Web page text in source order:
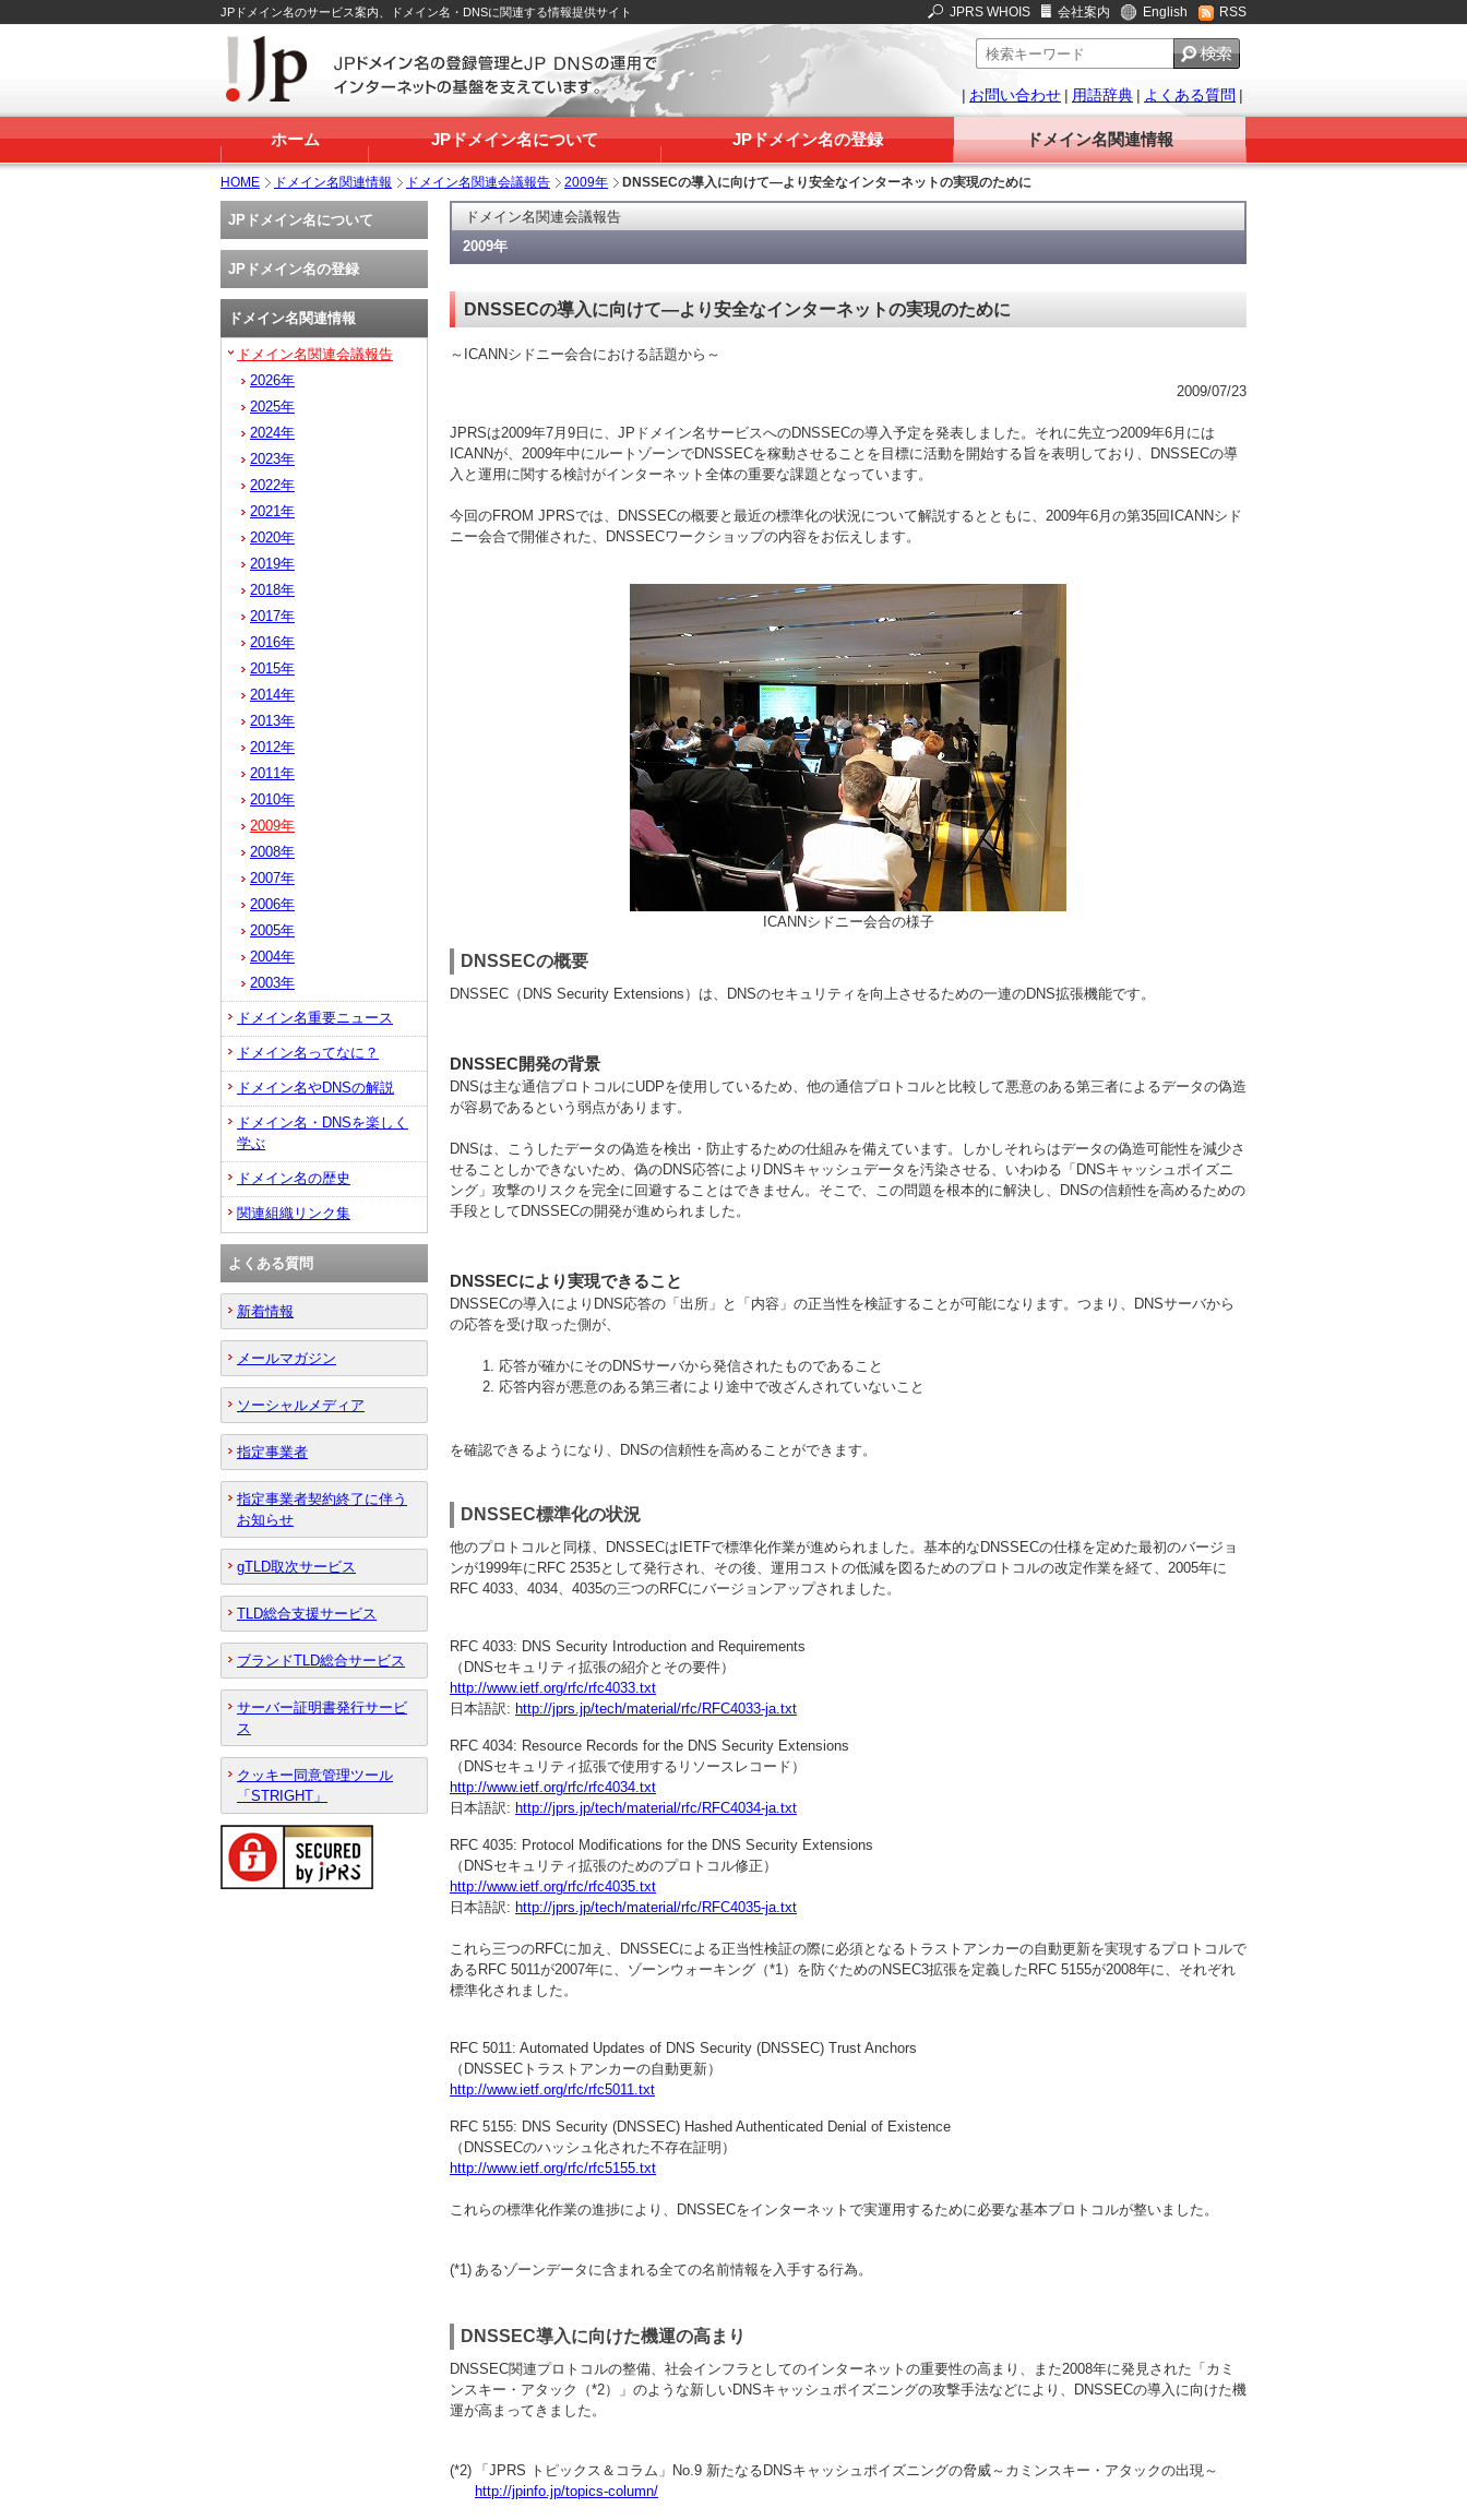
JPドメイン名のサービス案内、ドメイン名・DNSに関連する情報提供サイト JPRS WHOIS 会社案内 English RSS
| お問い合わせ | 用語辞典 | よくある質問 |
ホーム JPドメイン名について JPドメイン名の登録 ドメイン名関連情報
HOME ドメイン名関連情報 ドメイン名関連会議報告 2009年 DNSSECの導入に向けて―より安全なインターネットの実現のために
ドメイン名関連会議報告
2009年
DNSSECの導入に向けて―より安全なインターネットの実現のために
～ICANNシドニー会合における話題から～
2009/07/23
JPRSは2009年7月9日に、JPドメイン名サービスへのDNSSECの導入予定を発表しました。それに先立つ2009年6月には
ICANNが、2009年中にルートゾーンでDNSSECを稼動させることを目標に活動を開始する旨を表明しており、DNSSECの導
入と運用に関する検討がインターネット全体の重要な課題となっています。
今回のFROM JPRSでは、DNSSECの概要と最近の標準化の状況について解説するとともに、2009年6月の第35回ICANNシド
ニー会合で開催された、DNSSECワークショップの内容をお伝えします。
ICANNシドニー会合の様子
DNSSECの概要
DNSSEC（DNS Security Extensions）は、DNSのセキュリティを向上させるための一連のDNS拡張機能です。
DNSSEC開発の背景
DNSは主な通信プロトコルにUDPを使用しているため、他の通信プロトコルと比較して悪意のある第三者によるデータの偽造
が容易であるという弱点があります。
DNSは、こうしたデータの偽造を検出・防止するための仕組みを備えています。しかしそれらはデータの偽造可能性を減少さ
せることしかできないため、偽のDNS応答によりDNSキャッシュデータを汚染させる、いわゆる「DNSキャッシュポイズニ
ング」攻撃のリスクを完全に回避することはできません。そこで、この問題を根本的に解決し、DNSの信頼性を高めるための
手段としてDNSSECの開発が進められました。
DNSSECにより実現できること
DNSSECの導入によりDNS応答の「出所」と「内容」の正当性を検証することが可能になります。つまり、DNSサーバから
の応答を受け取った側が、
応答が確かにそのDNSサーバから発信されたものであること
応答内容が悪意のある第三者により途中で改ざんされていないこと
を確認できるようになり、DNSの信頼性を高めることができます。
DNSSEC標準化の状況
他のプロトコルと同様、DNSSECはIETFで標準化作業が進められました。基本的なDNSSECの仕様を定めた最初のバージョ
ンが1999年にRFC 2535として発行され、その後、運用コストの低減を図るためのプロトコルの改定作業を経て、2005年に
RFC 4033、4034、4035の三つのRFCにバージョンアップされました。
RFC 4033: DNS Security Introduction and Requirements
（DNSセキュリティ拡張の紹介とその要件）
http://www.ietf.org/rfc/rfc4033.txt
日本語訳: http://jprs.jp/tech/material/rfc/RFC4033-ja.txt
RFC 4034: Resource Records for the DNS Security Extensions
（DNSセキュリティ拡張で使用するリソースレコード）
http://www.ietf.org/rfc/rfc4034.txt
日本語訳: http://jprs.jp/tech/material/rfc/RFC4034-ja.txt
RFC 4035: Protocol Modifications for the DNS Security Extensions
（DNSセキュリティ拡張のためのプロトコル修正）
http://www.ietf.org/rfc/rfc4035.txt
日本語訳: http://jprs.jp/tech/material/rfc/RFC4035-ja.txt
これら三つのRFCに加え、DNSSECによる正当性検証の際に必須となるトラストアンカーの自動更新を実現するプロトコルで
あるRFC 5011が2007年に、ゾーンウォーキング（*1）を防ぐためのNSEC3拡張を定義したRFC 5155が2008年に、それぞれ
標準化されました。
RFC 5011: Automated Updates of DNS Security (DNSSEC) Trust Anchors
（DNSSECトラストアンカーの自動更新）
http://www.ietf.org/rfc/rfc5011.txt
RFC 5155: DNS Security (DNSSEC) Hashed Authenticated Denial of Existence
（DNSSECのハッシュ化された不存在証明）
http://www.ietf.org/rfc/rfc5155.txt
これらの標準化作業の進捗により、DNSSECをインターネットで実運用するために必要な基本プロトコルが整いました。
(*1) あるゾーンデータに含まれる全ての名前情報を入手する行為。
DNSSEC導入に向けた機運の高まり
DNSSEC関連プロトコルの整備、社会インフラとしてのインターネットの重要性の高まり、また2008年に発見された「カミ
ンスキー・アタック（*2）」のような新しいDNSキャッシュポイズニングの攻撃手法などにより、DNSSECの導入に向けた機
運が高まってきました。
(*2)
「JPRS トピックス＆コラム」No.9 新たなるDNSキャッシュポイズニングの脅威～カミンスキー・アタックの出現～
http://jpinfo.jp/topics-column/
JPドメイン名について
JPドメイン名の登録
ドメイン名関連情報
ドメイン名関連会議報告
2026年
2025年
2024年
2023年
2022年
2021年
2020年
2019年
2018年
2017年
2016年
2015年
2014年
2013年
2012年
2011年
2010年
2009年
2008年
2007年
2006年
2005年
2004年
2003年
ドメイン名重要ニュース
ドメイン名ってなに？
ドメイン名やDNSの解説
ドメイン名・DNSを楽しく
学ぶ
ドメイン名の歴史
関連組織リンク集
よくある質問
新着情報
メールマガジン
ソーシャルメディア
指定事業者
指定事業者契約終了に伴う
お知らせ
gTLD取次サービス
TLD総合支援サービス
ブランドTLD総合サービス
サーバー証明書発行サービ
ス
クッキー同意管理ツール
「STRIGHT」